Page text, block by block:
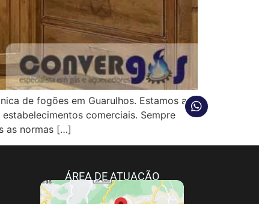
de fogões em Guarulhos. Estamos a
comerciais. Sempre
as normas […]
ÁREA DE ATUAÇÃO